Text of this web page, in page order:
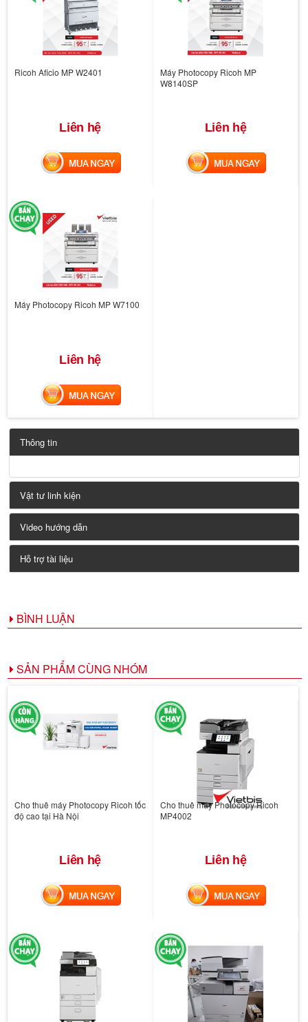
Ricoh Aficio MP W2401
Liên hệ
MUA NGAY
Máy Photocopy Ricoh MP
W8140SP
Liên hệ
MUA NGAY
Máy Photocopy Ricoh MP W7100
Liên hệ
MUA NGAY
Thông tin
Vật tư linh kiện
Video hướng dẫn
Hỗ trợ tài liệu
BÌNH LUẬN
SẢN PHẨM CÙNG NHÓM
Cho thuê máy Photocopy Ricoh tốc
độ cao tại Hà Nội
Liên hệ
MUA NGAY
Cho thuê máy Photocopy Ricoh
MP4002
Liên hệ
MUA NGAY